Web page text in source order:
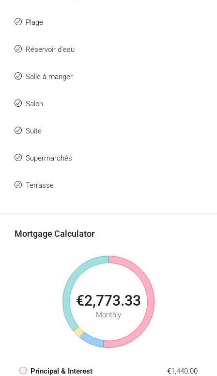
Plage
Réservoir d'eau
Salle à manger
Salon
Suite
Supermarchés
Terrasse
Mortgage Calculator
€2,773.33
Monthly
Principal & Interest €1,440.00